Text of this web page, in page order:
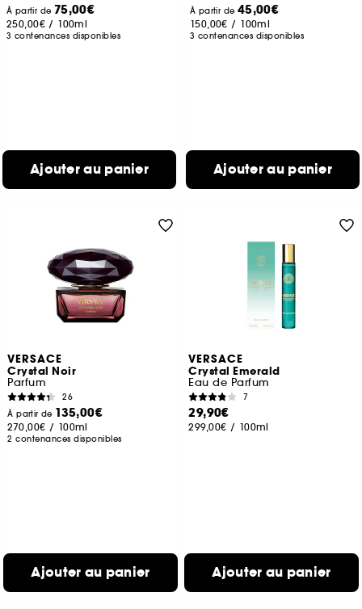
À partir de 75,00€
250,00€ / 100ml
3 contenances disponibles
Ajouter au panier
À partir de 45,00€
150,00€ / 100ml
3 contenances disponibles
Ajouter au panier
VERSACE
Crystal Noir
Parfum
26
À partir de 135,00€
270,00€ / 100ml
2 contenances disponibles
Ajouter au panier
VERSACE
Crystal Emerald
Eau de Parfum
7
29,90€
299,00€ / 100ml
Ajouter au panier